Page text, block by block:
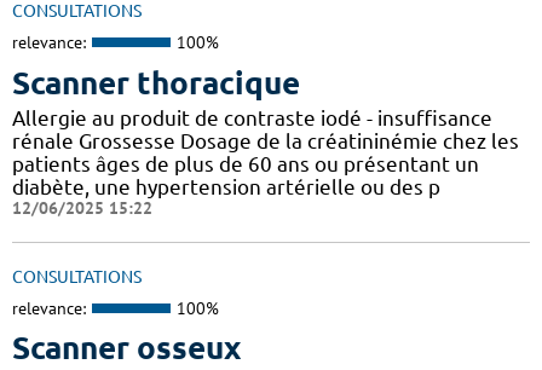
CONSULTATIONS
relevance: 100%
Scanner thoracique
Allergie au produit de contraste iodé - insuffisance
rénale Grossesse Dosage de la créatininémie chez les
patients âges de plus de 60 ans ou présentant un
diabète, une hypertension artérielle ou des p
12/06/2025 15:22
CONSULTATIONS
relevance: 100%
Scanner osseux